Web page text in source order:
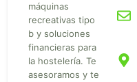
máquinas
recreativas tipo
b y soluciones
financieras para
la hostelería. Te
asesoramos y te